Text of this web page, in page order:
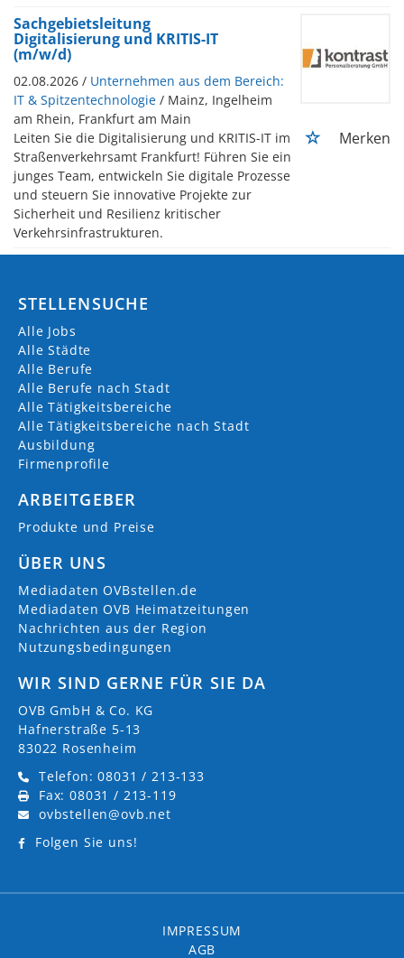
Sachgebietsleitung
Digitalisierung und KRITIS-IT
(m/w/d)
02.08.2026 / Unternehmen aus dem Bereich:
IT & Spitzentechnologie / Mainz, Ingelheim
am Rhein, Frankfurt am Main
Leiten Sie die Digitalisierung und KRITIS-IT im
Straßenverkehrsamt Frankfurt! Führen Sie ein
junges Team, entwickeln Sie digitale Prozesse
und steuern Sie innovative Projekte zur
Sicherheit und Resilienz kritischer
Verkehrsinfrastrukturen.
Merken
STELLENSUCHE
Alle Jobs
Alle Städte
Alle Berufe
Alle Berufe nach Stadt
Alle Tätigkeitsbereiche
Alle Tätigkeitsbereiche nach Stadt
Ausbildung
Firmenprofile
ARBEITGEBER
Produkte und Preise
ÜBER UNS
Mediadaten OVBstellen.de
Mediadaten OVB Heimatzeitungen
Nachrichten aus der Region
Nutzungsbedingungen
WIR SIND GERNE FÜR SIE DA
OVB GmbH & Co. KG
Hafnerstraße 5-13
83022 Rosenheim
Telefon: 08031 / 213-133
Fax: 08031 / 213-119
ovbstellen@ovb.net
Folgen Sie uns!
IMPRESSUM
AGB